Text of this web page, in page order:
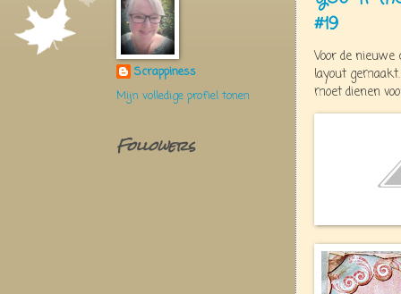
#19
Voor de
layout
moet dienen
Scrappiness
Mijn volledige profiel tonen
Followers